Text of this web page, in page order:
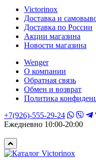
Victorinox
Доставка и
Доставка по России
Акции магазина
Новости магазина
Wenger
О компании
Обратная связь
Обмен и возврат
Политика
+7(926)-555-29-24
Ежедневно 10:00-20:00